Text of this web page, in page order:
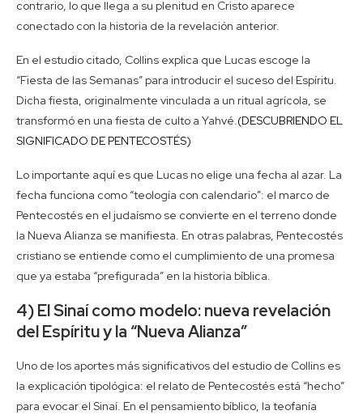
contrario, lo que llega a su plenitud en Cristo aparece
conectado con la historia de la revelación anterior.
En el estudio citado, Collins explica que Lucas escoge la
“Fiesta de las Semanas” para introducir el suceso del Espíritu.
Dicha fiesta, originalmente vinculada a un ritual agrícola, se
transformó en una fiesta de culto a Yahvé.(DESCUBRIENDO EL
SIGNIFICADO DE PENTECOSTÉS)
Lo importante aquí es que Lucas no elige una fecha al azar. La
fecha funciona como “teología con calendario”: el marco de
Pentecostés en el judaísmo se convierte en el terreno donde
la Nueva Alianza se manifiesta. En otras palabras, Pentecostés
cristiano se entiende como el cumplimiento de una promesa
que ya estaba “prefigurada” en la historia bíblica.
4) El Sinaí como modelo: nueva revelación
del Espíritu y la “Nueva Alianza”
Uno de los aportes más significativos del estudio de Collins es
la explicación tipológica: el relato de Pentecostés está “hecho”
para evocar el Sinaí. En el pensamiento bíblico, la teofanía